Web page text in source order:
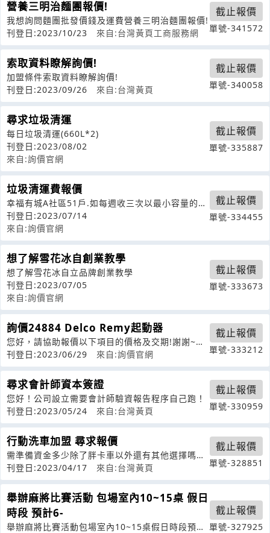
營養三明治麵團報價!
我想詢問麵團批發價錢及運費營養三明治麵團報價!
刊登日:2023/10/23
來自:台灣黃頁工商服務網
截止報價
單號-341572
索取資料瞭解詢價!
加盟條件索取資料瞭解詢價!
刊登日:2023/09/26
來自:台灣黃頁
截止報價
單號-340058
尋求垃圾清運
每日垃圾清運(660L*2)
刊登日:2023/08/02
來自:詢價官網
截止報價
單號-335887
垃圾清運費報價
幸福有城A社區51戶.如每週收三次以最小容量的垃
圾子車的費用.社區在龍井南社一街
刊登日:2023/07/14
來自:詢價官網
截止報價
單號-334455
想了解雪花冰自創業教學
想了解雪花冰自立品牌創業教學
刊登日:2023/07/05
來自:詢價官網
截止報價
單號-333673
詢價24884 Delco Remy起動器
您好，請協助報價以下項目的價格及交期!謝謝~零
件號嗎數量(PCS)價格(NTD)
刊登日:2023/06/29 來自:詢價官網
截止報價
單號-333212
尋求會計師資本簽證
您好！公司設立需要會計師驗資報告程序自己跑！
刊登日:2023/05/24
來自:台灣黃頁
截止報價
單號-330959
行動洗車加盟 尋求報價
需準備資金多少除了胖卡車以外還有其他選擇嗎？
加盟消耗性如何購買？學習大約要多少時
刊登日:2023/04/17 來自:台灣黃頁
截止報價
單號-328851
舉辦麻將比賽活動 包場室內10~15桌 假日
時段 預計6-
舉辦麻將比賽活動包場室內10~15桌假日時段預計
截止報價
單號-327925